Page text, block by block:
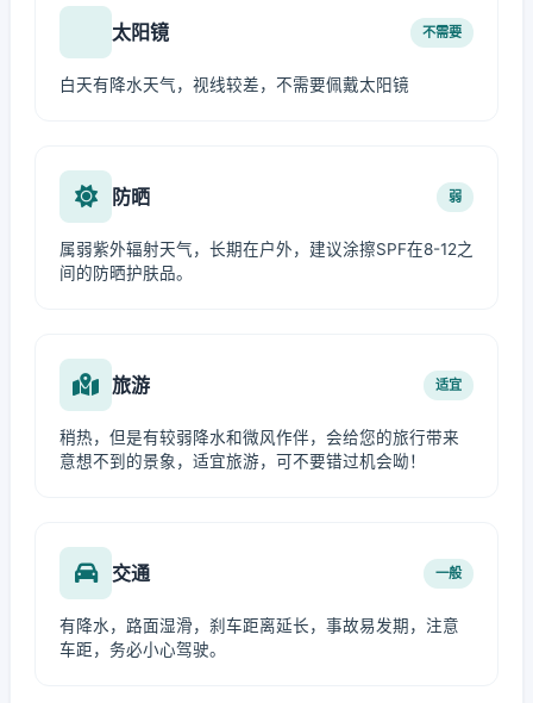
太阳镜 不需要
白天有降水天气，视线较差，不需要佩戴太阳镜
防晒 弱
属弱紫外辐射天气，长期在户外，建议涂擦SPF在8-12之
间的防晒护肤品。
旅游 适宜
稍热，但是有较弱降水和微风作伴，会给您的旅行带来
意想不到的景象，适宜旅游，可不要错过机会呦！
交通 一般
有降水，路面湿滑，刹车距离延长，事故易发期，注意
车距，务必小心驾驶。